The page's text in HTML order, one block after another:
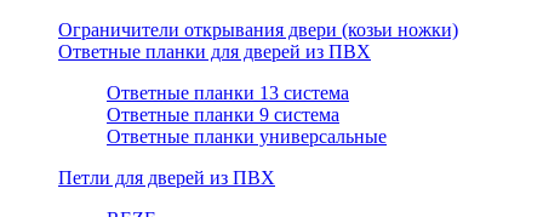
Ограничители открывания двери (козьи ножки)
Ответные планки для дверей из ПВХ
Ответные планки 13 система
Ответные планки 9 система
Ответные планки универсальные
Петли для дверей из ПВХ